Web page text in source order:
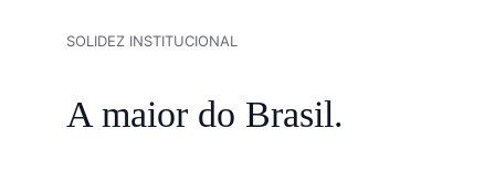
SOLIDEZ INSTITUCIONAL
A maior do Brasil.